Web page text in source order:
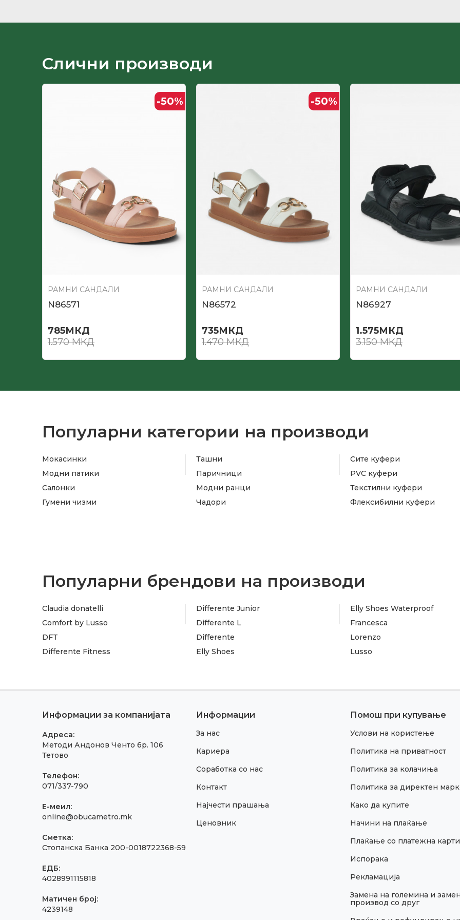
ЛицеСлични производи
-50%
РАМНИ САНДАЛИ
N86571
785МКД
1.570МКД
-50%
РАМНИ САНДАЛИ
N86572
735МКД
1.470МКД
РАМНИ САНДАЛИ
N86927
1.575МКД
3.150МКД
Популарни категории на производи
Мокасинки
Модни патики
Салонки
Гумени чизми
Ташни
Паричници
Модни ранци
Чадори
Сите куфери
PVC куфери
Текстилни куфери
Флексибилни куфери
Популарни брендови на производи
Claudia donatelli
Comfort by Lusso
DFT
Differente Fitness
Differente Junior
Differente L
Differente
Elly Shoes
Elly Shoes Waterproof
Francesca
Lorenzo
Lusso
Информации за компанијата
Адреса:
Методи Андонов Ченто бр. 106
Тетово
Телефон:
071/337-790
E-меил:
online@obucametro.mk
Сметка:
Стопанска Банка 200-0018722368-59
ЕДБ:
4028991115818
Матичен број:
4239148
Информации
За нас
Кариера
Соработка со нас
Контакт
Најчести прашања
Ценовник
Помош при купување
Услови на користење
Политика на приватност
Политика за колачиња
Политика за директен
Како да купите
Начини на плаќање
Плаќање со платежна
Испорака
Рекламација
Замена на големина и
производ со друг